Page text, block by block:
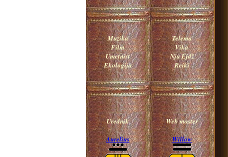
Muzika
Film
Umetnist
Ekologija
Urednik
Aurelius
Telema
Vika
Nju Ejdž
Reiki
Web master
Willow